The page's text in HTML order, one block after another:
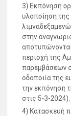
3) Εκπόνηση
υλοποίηση
στην
περιοχή της
παρεμβάσεων
οδοποιία της
την εκπόνηση
στις 5-3-2024).
4) Κατασκευή